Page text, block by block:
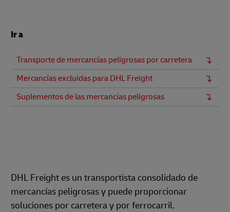
Ir a
Transporte de mercancías peligrosas por carretera
Mercancías excluidas para DHL Freight
Suplementos de las mercancías peligrosas
DHL Freight es un transportista consolidado de
mercancías peligrosas y puede proporcionar
soluciones por carretera y por ferrocarril.